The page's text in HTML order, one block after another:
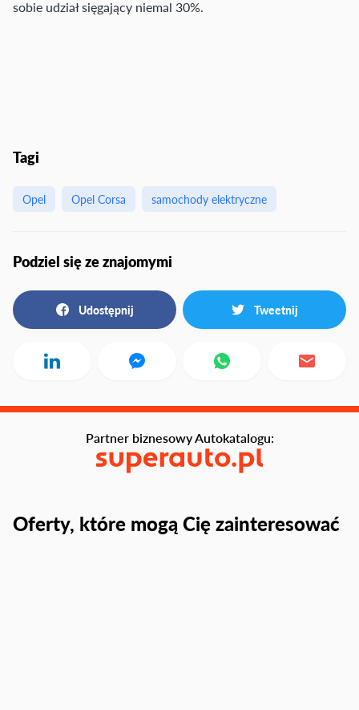
sobie udział sięgający niemal 30%.
Tagi
Opel Opel Corsa samochody elektryczne
Podziel się ze znajomymi
Udostępnij Tweetnij
Oferty, które mogą Cię zainteresować
Partner biznesowy Autokatalogu: